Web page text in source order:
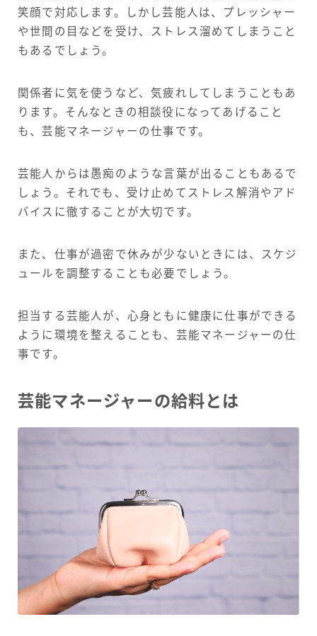
笑顔で対応します。しかし芸能人は、プレッシャー
や世間の目などを受け、ストレス溜めてしまうこと
もあるでしょう。
関係者に気を使うなど、気疲れしてしまうこともあ
ります。そんなときの相談役になってあげること
も、芸能マネージャーの仕事です。
芸能人からは愚痴のような言葉が出ることもあるで
しょう。それでも、受け止めてストレス解消やアド
バイスに徹することが大切です。
また、仕事が過密で休みが少ないときには、スケジ
ュールを調整することも必要でしょう。
担当する芸能人が、心身ともに健康に仕事ができる
ように環境を整えることも、芸能マネージャーの仕
事です。
芸能マネージャーの給料とは